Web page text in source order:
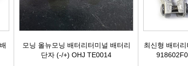
에어컨필터[유성]
에어컨필터[헤파필터]
어시스트암[동남]
로어암/어퍼암[재제조품]
브레이크
브레이크
모닝 올뉴모닝 배터리터미널 배터리
단자 (-/+) OHJ TE0014
최신형 배터